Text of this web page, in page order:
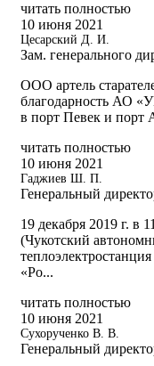
читать полностью
10 июня 2021
Цесарский Д. И.
Зам. генерального
ООО артель
благодарность АО
в порт Певек и порт
читать полностью
10 июня 2021
Гаджиев Ш. П.
Генеральный
19 декабря 2019 г. в
(Чукотский
«Ро...
читать полностью
10 июня 2021
Сухорученко В. В.
Генеральный